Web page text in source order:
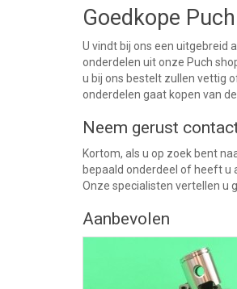
Goedkope
U vindt bij ons een uitgebreid
onderdelen uit onze Puch
u bij ons bestelt zullen vettig
onderdelen gaat kopen van
Neem gerust
Kortom, als u op zoek bent
bepaald onderdeel of heeft u
Onze specialisten vertellen u
Aanbevolen